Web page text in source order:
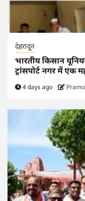
देहरादून
भारतीय किसान
ट्रांसपोर्ट नगर में
4 days ago